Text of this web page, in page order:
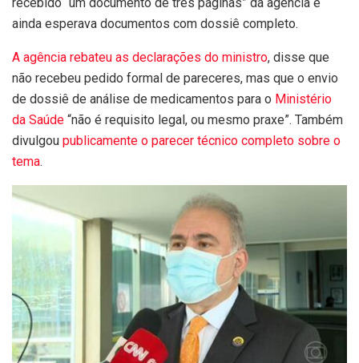
ainda esperava documentos com dossiê completo.
A agência rebateu as declarações do ministro, disse que
não recebeu pedido formal de pareceres, mas que o envio
de dossiê de análise de medicamentos para o Ministério
da Saúde “não é requisito legal, ou mesmo praxe”. Também
divulgou publicamente o parecer técnico completo sobre o
tema.